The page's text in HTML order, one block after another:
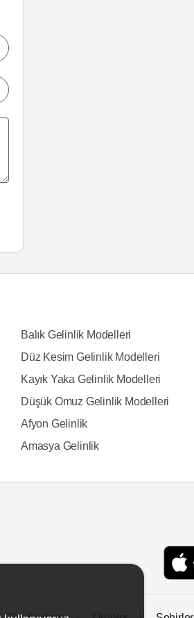
Balık Gelinlik Modelleri
Düz Kesim Gelinlik Modelleri
Kayık Yaka Gelinlik Modelleri
Düşük Omuz Gelinlik Modelleri
Afyon Gelinlik
Amasya Gelinlik